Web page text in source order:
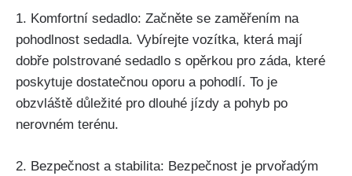
1. Komfortní sedadlo: Začněte se zaměřením na
pohodlnost sedadla. Vybírejte vozítka, která mají
dobře polstrované sedadlo s opěrkou pro záda, které
poskytuje dostatečnou oporu a pohodlí. To je
obzvláště důležité pro dlouhé jízdy a pohyb po
nerovném terénu.
2. Bezpečnost a stabilita: Bezpečnost je prvořadým